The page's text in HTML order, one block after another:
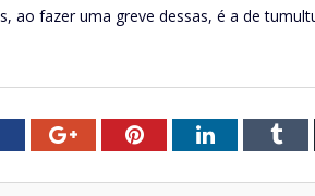
ao fazer uma greve dessas, é a de
Google+PinterestLinkedIn